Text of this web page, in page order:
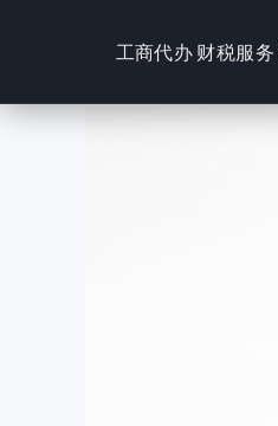
工商代办财税服务